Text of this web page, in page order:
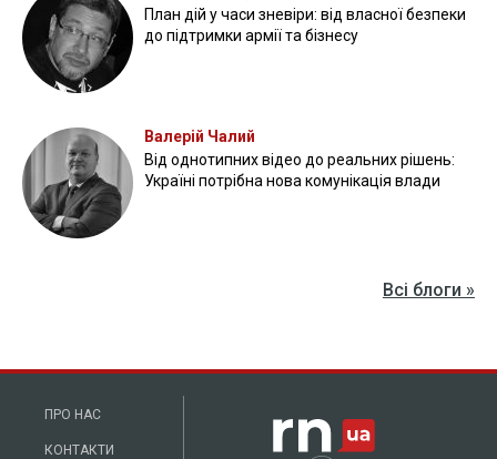
План дій у часи зневіри: від власної безпеки
до підтримки армії та бізнесу
Валерій Чалий
Від однотипних відео до реальних рішень:
Україні потрібна нова комунікація влади
Всі блоги »
ПРО НАС
КОНТАКТИ